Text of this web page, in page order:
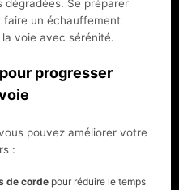
Se préparer
faire un échauffement
voie avec sérénité.
progresser
pouvez améliorer votre
:
de corde pour réduire le temps